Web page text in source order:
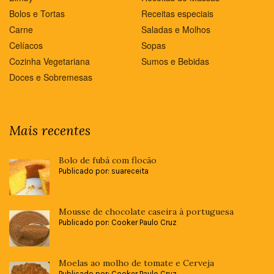
Bolos e Tortas
Carne
Celíacos
Cozinha Vegetariana
Doces e Sobremesas
Receitas especiais
Saladas e Molhos
Sopas
Sumos e Bebidas
Mais recentes
Bolo de fubá com flocão
Publicado por: suareceita
Mousse de chocolate caseira à portuguesa
Publicado por: Cooker Paulo Cruz
Moelas ao molho de tomate e Cerveja